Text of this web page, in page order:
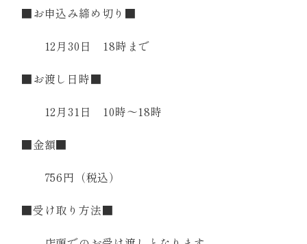
■お申込み締め切り■
12月30日 18時まで
■お渡し日時■
12月31日 10時～18時
■金額■
756円（税込）
■受け取り方法■